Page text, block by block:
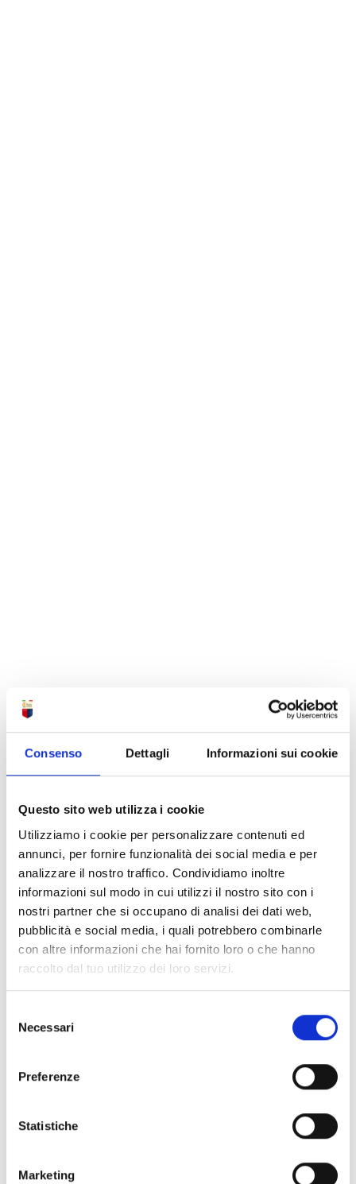
Consenso Dettagli Informazioni sui cookie
Questo sito web utilizza i cookie
Utilizziamo i cookie per personalizzare contenuti ed
annunci, per fornire funzionalità dei social media e per
analizzare il nostro traffico. Condividiamo inoltre
informazioni sul modo in cui utilizzi il nostro sito con i
nostri partner che si occupano di analisi dei dati web,
pubblicità e social media, i quali potrebbero combinarle
con altre informazioni che hai fornito loro o che hanno
raccolto dal tuo utilizzo dei loro servizi.
delNecessari
Preferenze
Statistiche
Marketing